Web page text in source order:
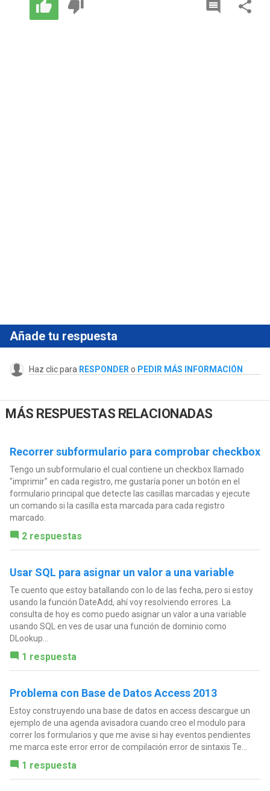
Añade tu respuesta
Haz clic para RESPONDER o PEDIR MÁS INFORMACIÓN
MÁS RESPUESTAS RELACIONADAS
Recorrer subformulario para comprobar checkbox
Tengo un subformulario el cual contiene un checkbox llamado
"imprimir" en cada registro, me gustaría poner un botón en el
formulario principal que detecte las casillas marcadas y ejecute
un comando si la casilla esta marcada para cada registro
marcado.
2 respuestas
Usar SQL para asignar un valor a una variable
Te cuento que estoy batallando con lo de las fecha, pero si estoy
usando la función DateAdd, ahí voy resolviendo errores. La
consulta de hoy es como puedo asignar un valor a una variable
usando SQL en ves de usar una función de dominio como
DLookup...
1 respuesta
Problema con Base de Datos Access 2013
Estoy construyendo una base de datos en access descargue un
ejemplo de una agenda avisadora cuando creo el modulo para
correr los formularios y que me avise si hay eventos pendientes
me marca este error error de compilación error de sintaxis Te...
1 respuesta